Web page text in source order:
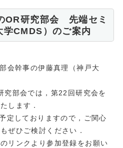
OR研究部会 先端セミ
CMDS）のご案内
会幹事の伊藤真理（神戸大
究部会では，第22回研究会を
します．
定しておりますので，ご関心
ぜひご検討ください．
リンクより参加登録をお願い